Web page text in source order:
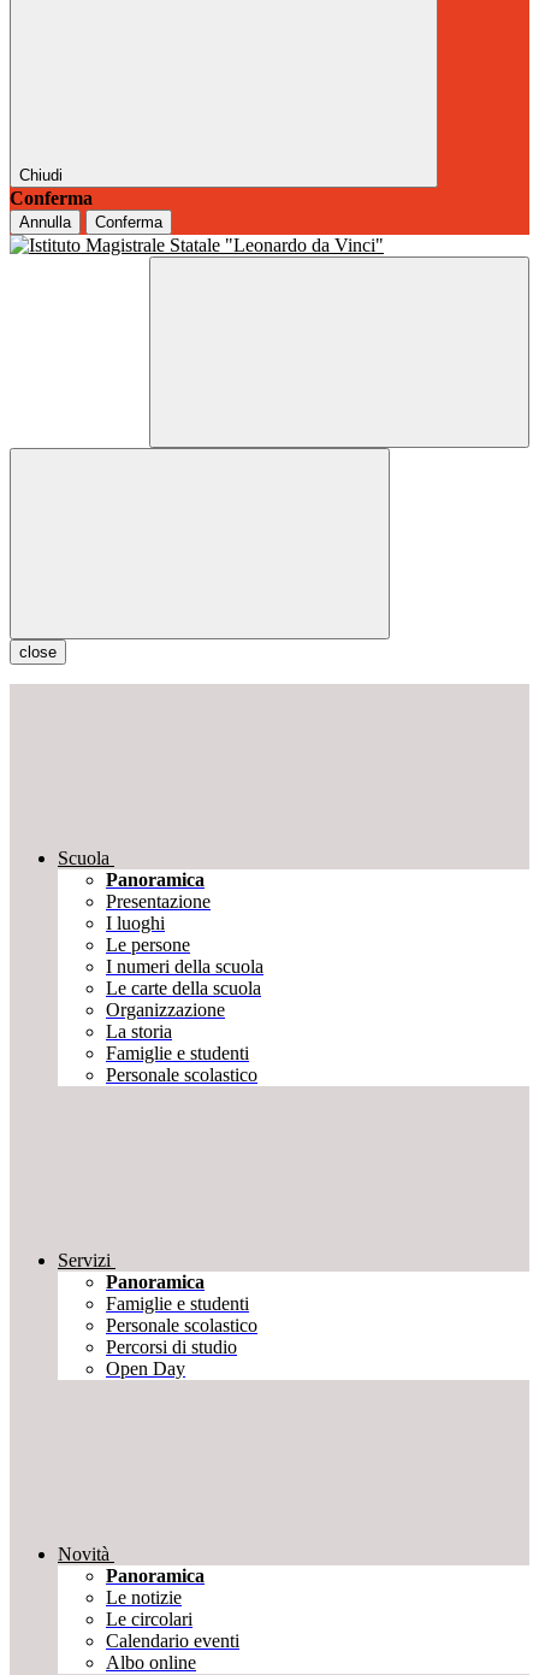
Chiudi
Conferma
Annulla Conferma
close
Scuola
Panoramica
Presentazione
I luoghi
Le persone
I numeri della scuola
Le carte della scuola
Organizzazione
La storia
Famiglie e studenti
Personale scolastico
Servizi
Panoramica
Famiglie e studenti
Personale scolastico
Percorsi di studio
Open Day
Novità
Panoramica
Le notizie
Le circolari
Calendario eventi
Albo online